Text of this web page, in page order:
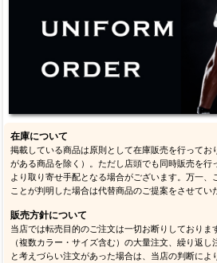
在庫について
掲載している商品は原則として在庫販売を行ってお
がある商品を除く）。ただし店頭でも同時販売を行
より取り寄せ手配となる場合がございます。万一
ことが判明した場合は代替商品のご提案をさせてい
販売方針について
当店では転売目的のご注文は一切お断りしておりま
（複数カラー・サイズ含む）の大量注文、繰り返
と考えづらい注文があった場合は、当店の判断によ